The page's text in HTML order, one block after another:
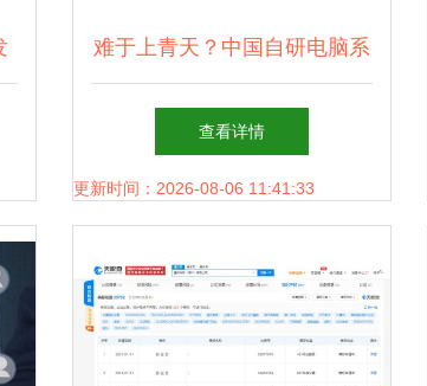
难于上青天？中国自研电脑系
统的普及时机与挑战
查看详情
更新时间：2026-08-06 11:41:33